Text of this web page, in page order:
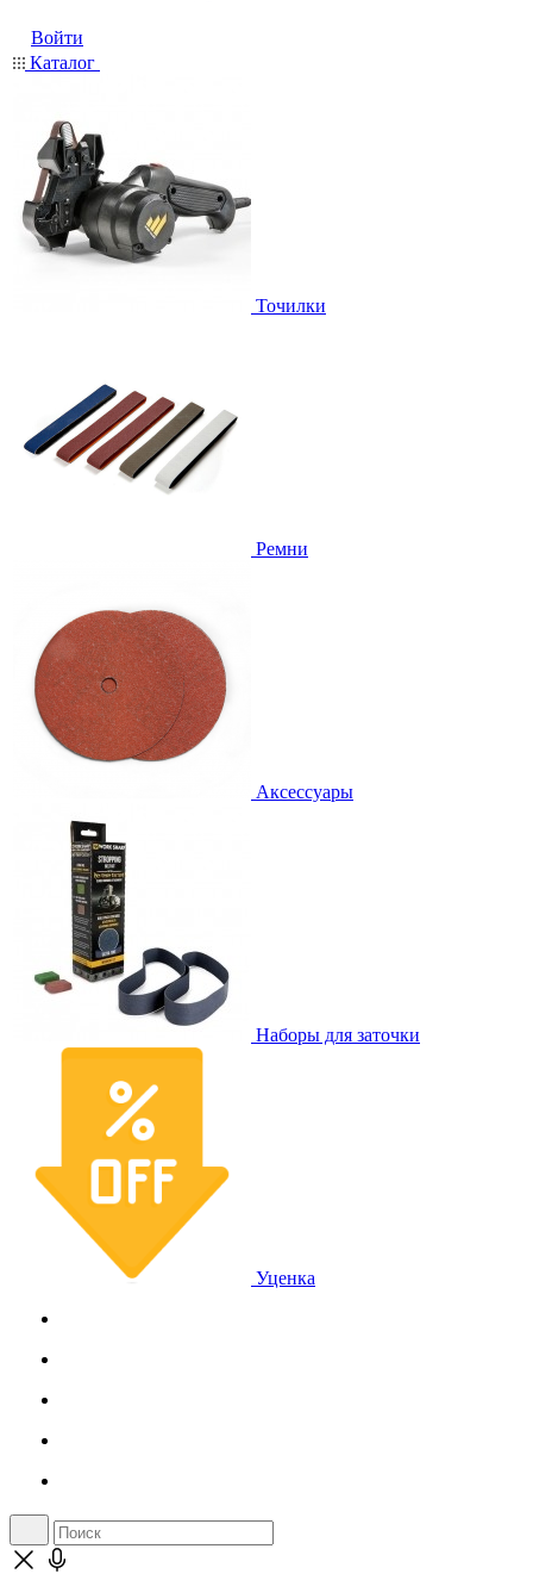
Войти
Каталог
Точилки
Ремни
Аксессуары
Наборы для заточки
Уценка